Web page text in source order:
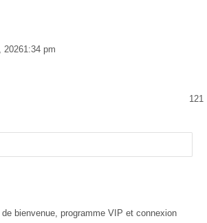
20261:34 pm
121
bienvenue, programme VIP et connexion